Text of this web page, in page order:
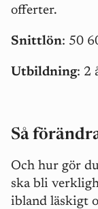
offerter.
Snittlön: 50
Utbildning: 2
Så
Och hur gör
ska bli
ibland läskigt